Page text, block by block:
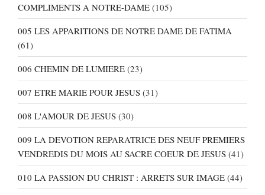
COMPLIMENTS A NOTRE-DAME (105)
005 LES APPARITIONS DE NOTRE DAME DE FATIMA
(61)
006 CHEMIN DE LUMIERE (23)
007 ETRE MARIE POUR JESUS (31)
008 L'AMOUR DE JESUS (30)
009 LA DEVOTION REPARATRICE DES NEUF PREMIERS
VENDREDIS DU MOIS AU SACRE COEUR DE JESUS (41)
010 LA PASSION DU CHRIST : ARRETS SUR IMAGE (44)